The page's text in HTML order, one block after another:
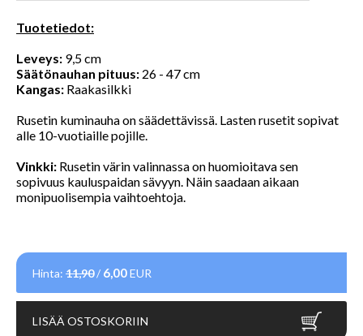
Tuotetiedot:
Leveys: 9,5 cm
Säätönauhan pituus: 26 - 47 cm
Kangas: Raakasilkki
Rusetin kuminauha on säädettävissä. Lasten rusetit sopivat
alle 10-vuotiaille pojille.
Vinkki: Rusetin värin valinnassa on huomioitava sen
sopivuus kauluspaidan sävyyn. Näin saadaan aikaan
monipuolisempia vaihtoehtoja.
Hinta: 11,90/ 6,00EUR
LISÄÄ OSTOSKORIIN